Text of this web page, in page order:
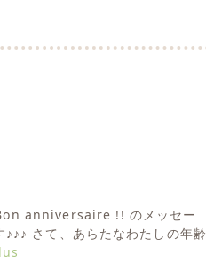
anniversaire !! のメッセー
さて、あらたなわたしの年齢